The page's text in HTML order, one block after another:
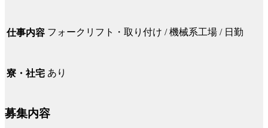
仕事内容 フォークリフト・取り付け / 機械系工場 / 日勤
寮・社宅 あり
募集内容